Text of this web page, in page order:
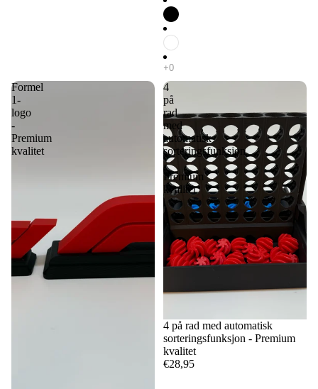
Formel
1-
logo
-
Premium
kvalitet
4
på
rad
med
automatisk
sorteringsfunksjon
-
Premium
kvalitet
4 på rad med automatisk
sorteringsfunksjon - Premium
kvalitet
€28,95